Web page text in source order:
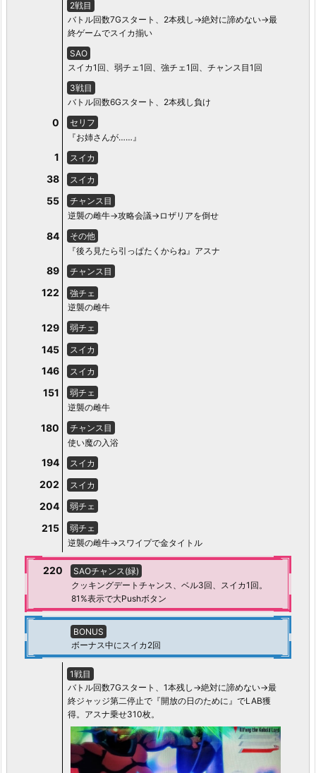
2戦目
バトル回数7Gスタート、2本残し→絶対に諦めない→最
終ゲームでスイカ揃い
SAO
スイカ1回、弱チェ1回、強チェ1回、チャンス目1回
3戦目
バトル回数6Gスタート、2本残し負け
0
セリフ
『お姉さんが……』
1 スイカ
38 スイカ
55
チャンス目
逆襲の雌牛→攻略会議→ロザリアを倒せ
84
その他
『後ろ見たら引っぱたくからね』アスナ
89 チャンス目
122
強チェ
逆襲の雌牛
129 弱チェ
145 スイカ
146 スイカ
151
弱チェ
逆襲の雌牛
180
チャンス目
使い魔の入浴
194 スイカ
202 スイカ
204 弱チェ
215
弱チェ
逆襲の雌牛→スワイプで金タイトル
220
SAOチャンス(緑)
クッキングデートチャンス、ベル3回、スイカ1回。
81%表示で大Pushボタン
BONUS
ボーナス中にスイカ2回
1戦目
バトル回数7Gスタート、1本残し→絶対に諦めない→最
終ジャッジ第二停止で『開放の日のために』でLAB獲
得。アスナ乗せ310枚。